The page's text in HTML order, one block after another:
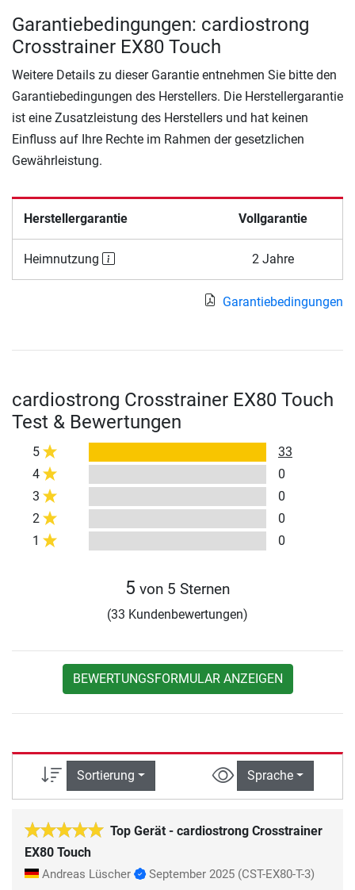
Garantiebedingungen: cardiostrong
Crosstrainer EX80 Touch
Weitere Details zu dieser Garantie entnehmen Sie bitte den
Garantiebedingungen des Herstellers. Die Herstellergarantie
ist eine Zusatzleistung des Herstellers und hat keinen
Einfluss auf Ihre Rechte im Rahmen der gesetzlichen
Gewährleistung.
Herstellergarantie Vollgarantie
Heimnutzung 2 Jahre
Garantiebedingungen
cardiostrong Crosstrainer EX80 Touch
Test & Bewertungen
5
33
4
0
3
0
2
0
1
0
5 von 5 Sternen
(33 Kundenbewertungen)
BEWERTUNGSFORMULAR ANZEIGEN
Sortierung Sprache
Top Gerät - cardiostrong Crosstrainer
EX80 Touch
Andreas Lüscher September 2025 (CST-EX80-T-3)